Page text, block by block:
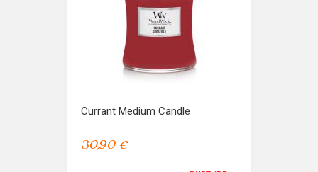
Currant Medium Candle
30,90 €